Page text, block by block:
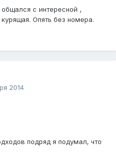
с интересной ,
Опять без номера.
2014
подряд я подумал, что